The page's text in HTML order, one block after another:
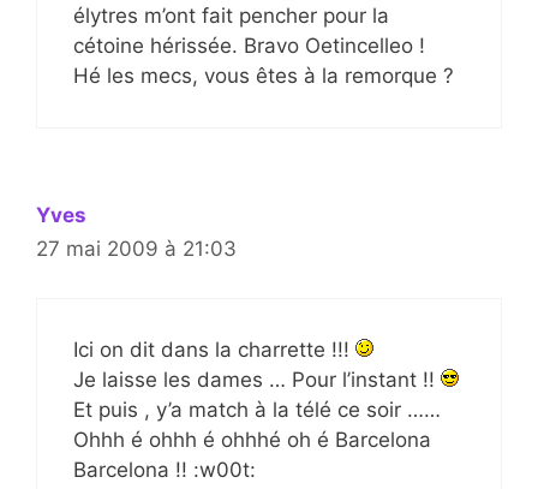
élytres m’ont fait pencher pour la
cétoine hérissée. Bravo Oetincelleo !
Hé les mecs, vous êtes à la remorque ?
Yves
27 mai 2009 à 21:03
Ici on dit dans la charrette !!!
Je laisse les dames … Pour l’instant !!
Et puis , y’a match à la télé ce soir ……
Ohhh é ohhh é ohhhé oh é Barcelona
Barcelona !! :w00t: